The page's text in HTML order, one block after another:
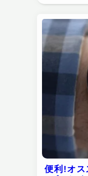
便利!オ